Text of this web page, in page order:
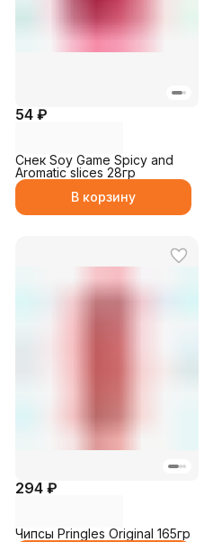
54 ₽
Снек Soy Game Spicy and
Aromatic slices 28гр
В корзину
294 ₽
Чипсы Pringles Original 165гр